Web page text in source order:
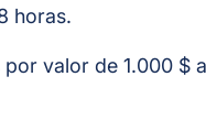
horas.
valor de 1.000 $